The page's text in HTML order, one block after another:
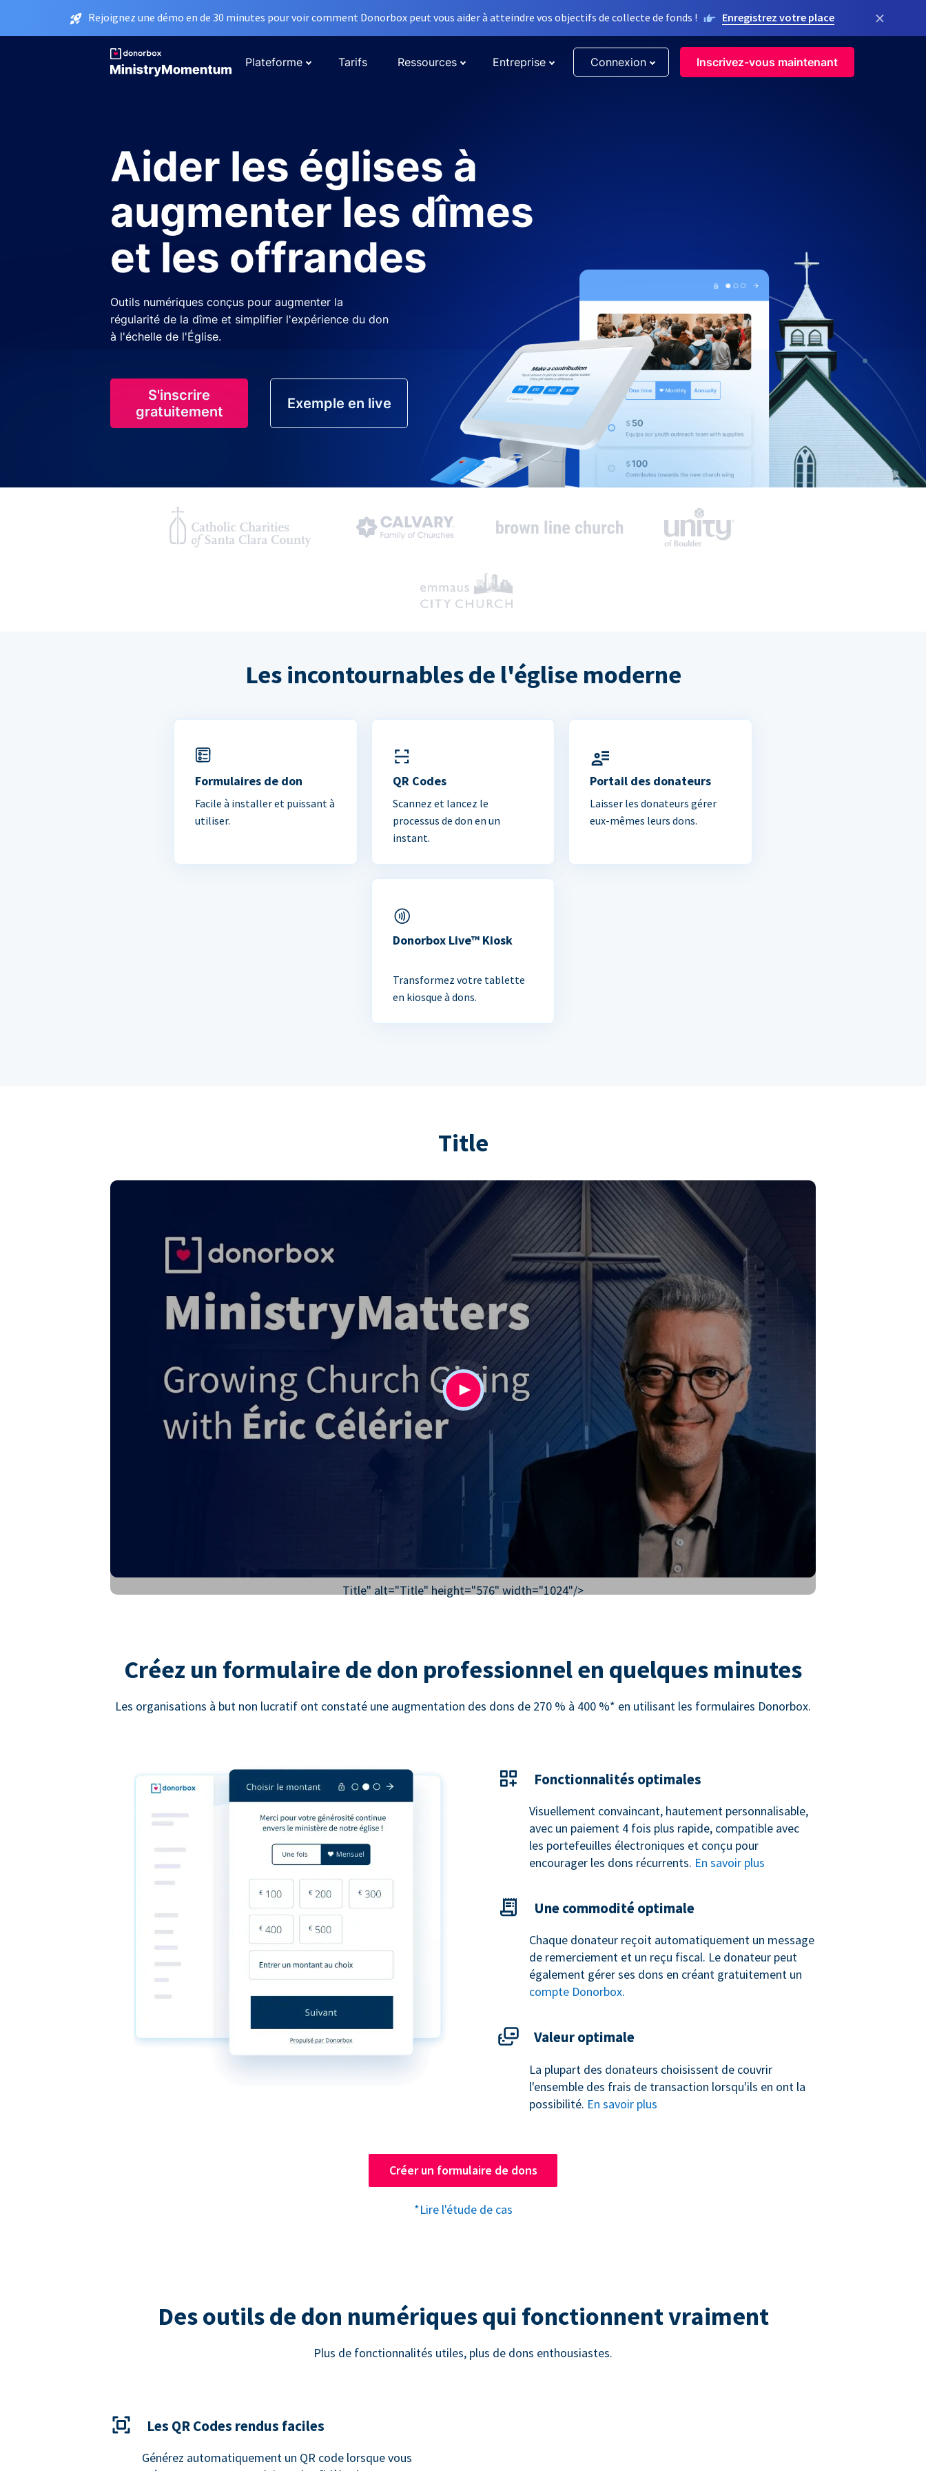
Rejoignez une démo en de 30 minutes pour voir comment Donorbox peut vous aider à atteindre vos objectifs de collecte de fonds ! Enregistrez votre place ×
Plateforme Tarifs Ressources Entreprise Connexion Inscrivez-vous maintenant
Aider les églises à
augmenter les dîmes
et les offrandes
Outils numériques conçus pour augmenter la
régularité de la dîme et simplifier l'expérience du don
à l'échelle de l'Église.
S'inscrire
gratuitement
Exemple en live
Les incontournables de l'église moderne
Formulaires de don
Facile à installer et puissant à
utiliser.
QR Codes
Scannez et lancez le
processus de don en un
instant.
Portail des donateurs
Laisser les donateurs gérer
eux-mêmes leurs dons.
Donorbox Live™ Kiosk
Transformez votre tablette
en kiosque à dons.
Title
Title" alt="Title" height="576" width="1024"/>
Créez un formulaire de don professionnel en quelques minutes
Les organisations à but non lucratif ont constaté une augmentation des dons de 270 % à 400 %* en utilisant les formulaires Donorbox.
Fonctionnalités optimales
Visuellement convaincant, hautement personnalisable,
avec un paiement 4 fois plus rapide, compatible avec
les portefeuilles électroniques et conçu pour
encourager les dons récurrents. En savoir plus
Une commodité optimale
Chaque donateur reçoit automatiquement un message
de remerciement et un reçu fiscal. Le donateur peut
également gérer ses dons en créant gratuitement un
compte Donorbox.
Valeur optimale
La plupart des donateurs choisissent de couvrir
l'ensemble des frais de transaction lorsqu'ils en ont la
possibilité. En savoir plus
Créer un formulaire de dons
*Lire l'étude de cas
Des outils de don numériques qui fonctionnent vraiment
Plus de fonctionnalités utiles, plus de dons enthousiastes.
Les QR Codes rendus faciles
Générez automatiquement un QR code lorsque vous